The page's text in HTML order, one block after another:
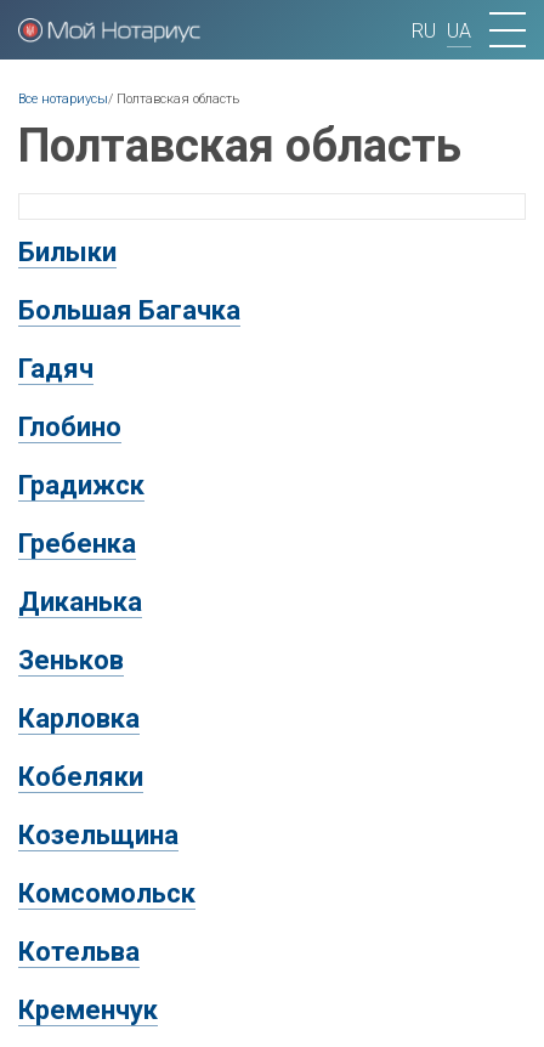
RU UA
Вы здесь
Все нотариусы/ Полтавская область
Полтавская область
Билыки
Большая Багачка
Гадяч
Глобино
Градижск
Гребенка
Диканька
Зеньков
Карловка
Кобеляки
Козельщина
Комсомольск
Котельва
Кременчук